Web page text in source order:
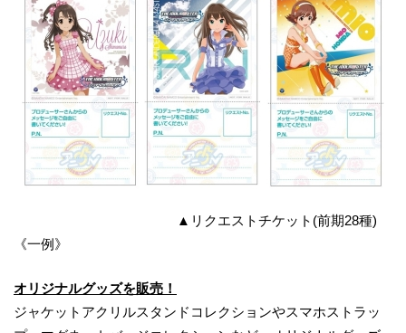
▲リクエストチケット(前期28種)
《一例》
オリジナルグッズを販売！
ジャケットアクリルスタンドコレクションやスマホストラッ